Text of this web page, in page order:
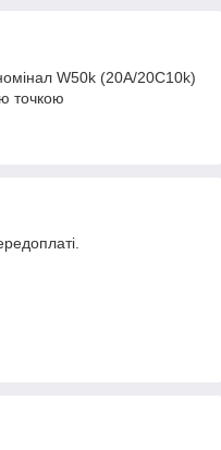
W50k (20A/20C10k)
точкою